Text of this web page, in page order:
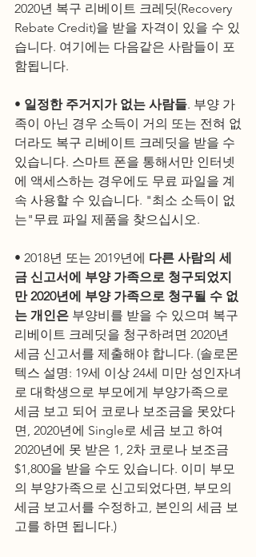
2020년 복구 리베이트 크레딧(Recovery
Rebate Credit)을 받을 자격이 있을 수 있
습니다. 여기에는 다음같은 사람들이 포
함됩니다.
• 일정한 주거지가 없는 사람들. 부양 가
족이 아닌 경우 소득이 거의 또는 전혀 없
더라도 복구 리베이트 크레딧을 받을 수
있습니다. 스마트 폰을 통해서만 인터넷
에 액세스하는 경우에도 무료 파일을 계
속 사용할 수 있습니다. "최소 소득이 없
는"무료 파일 제품을 찾으십시오.
• 2018년 또는 2019년에 다른 사람의 세
금 신고서에 부양 가족으로 청구되었지
만 2020년에 부양 가족으로 청구될 수 없
는 개인은 부양비를 받을 수 있으며 복구
리베이트 크레딧을 청구하려면 2020년
세금 신고서를 제출해야 합니다. (솔로몬
텍스 설명: 19세 이상 24세 미만 성인자녀
로 대학생으로 부모에게 부양가족으로
세금 보고 되어 코로나 보조금을 못았다
면, 2020년에 Single로 세금 보고 하여
2020년에 못 받은 1, 2차 코로나 보조금
$1,800을 받을 수도 있습니다. 이미 부모
의 부양가족으로 신고되었다면, 부모의
세금 보고서를 수정하고, 본인의 세금 보
고를 하면 됩니다.)